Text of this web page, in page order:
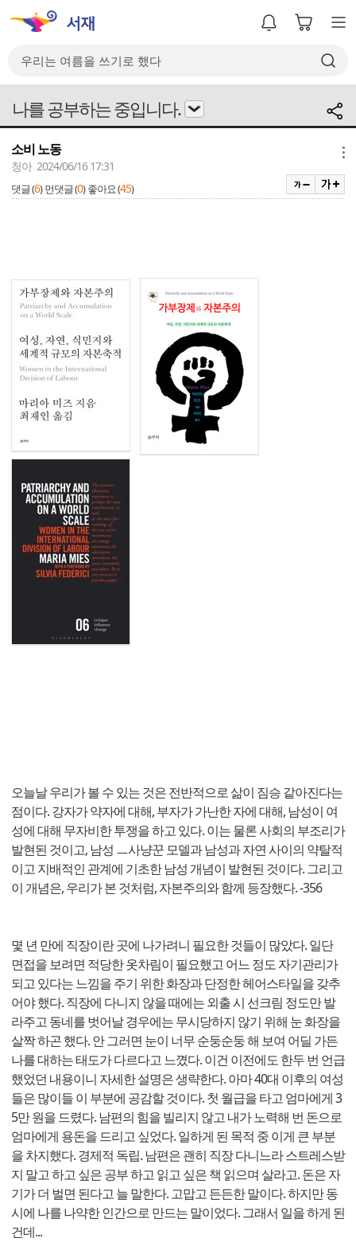
나를 공부하는 중입니다.
소비 노동
청아 2024/06/16 17:31
댓글 (6) 먼댓글 (0) 좋아요 (45)
오늘날 우리가 볼 수 있는 것은 전반적으로 삶이 짐승 같아진다는
점이다. 강자가 약자에 대해, 부자가 가난한 자에 대해, 남성이 여
성에 대해 무자비한 투쟁을 하고 있다. 이는 물론 사회의 부조리가
발현된 것이고, 남성 ㅡ사냥꾼 모델과 남성과 자연 사이의 약탈적
이고 지배적인 관계에 기초한 남성 개념이 발현된 것이다. 그리고
이 개념은, 우리가 본 것처럼, 자본주의와 함께 등장했다. -356
몇 년 만에 직장이란 곳에 나가려니 필요한 것들이 많았다. 일단
면접을 보려면 적당한 옷차림이 필요했고 어느 정도 자기관리가
되고 있다는 느낌을 주기 위한 화장과 단정한 헤어스타일을 갖추
어야 했다. 직장에 다니지 않을 때에는 외출 시 선크림 정도만 발
라주고 동네를 벗어날 경우에는 무시당하지 않기 위해 눈 화장을
살짝 하곤 했다. 안 그러면 눈이 너무 순둥순둥 해 보여 어딜 가든
나를 대하는 태도가 다르다고 느꼈다. 이건 이전에도 한두 번 언급
했었던 내용이니 자세한 설명은 생략한다. 아마 40대 이후의 여성
들은 많이들 이 부분에 공감할 것이다. 첫 월급을 타고 엄마에게 3
5만 원을 드렸다. 남편의 힘을 빌리지 않고 내가 노력해 번 돈으로
엄마에게 용돈을 드리고 싶었다. 일하게 된 목적 중 이게 큰 부분
을 차지했다. 경제적 독립. 남편은 괜히 직장 다니느라 스트레스받
지 말고 하고 싶은 공부 하고 읽고 싶은 책 읽으며 살라고. 돈은 자
기가 더 벌면 된다고 늘 말한다. 고맙고 든든한 말이다. 하지만 동
시에 나를 나약한 인간으로 만드는 말이었다. 그래서 일을 하게 된
건데...